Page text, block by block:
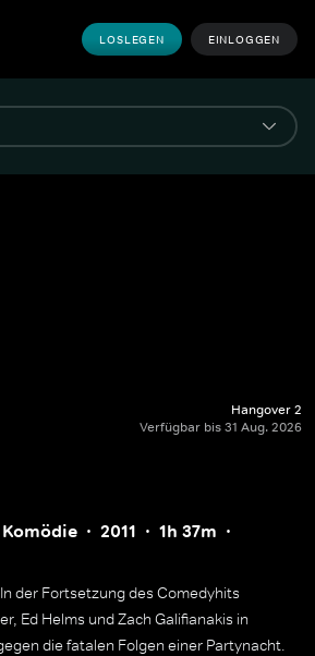
LOSLEGEN EINLOGGEN
Hangover 2
Verfügbar bis 31 Aug. 2026
Komödie 2011
1h 37m
der Fortsetzung des Comedyhits
Ed Helms und Zach Galifianakis in
die fatalen Folgen einer Partynacht.